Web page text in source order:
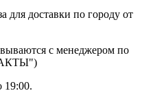
для доставки по городу от
с менеджером по
19:00.